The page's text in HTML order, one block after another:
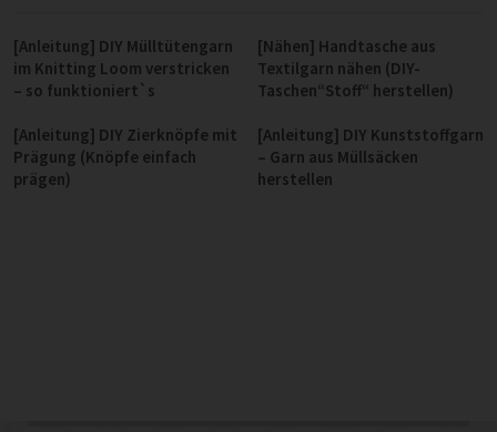
[Anleitung] DIY Mülltütengarn
im Knitting Loom verstricken
– so funktioniert`s
[Nähen] Handtasche aus
Textilgarn nähen (DIY-
Taschen“Stoff“ herstellen)
[Anleitung] DIY Zierknöpfe mit
Prägung (Knöpfe einfach
prägen)
[Anleitung] DIY Kunststoffgarn
– Garn aus Müllsäcken
herstellen